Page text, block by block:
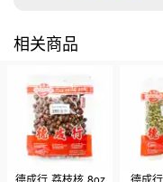
相关商品